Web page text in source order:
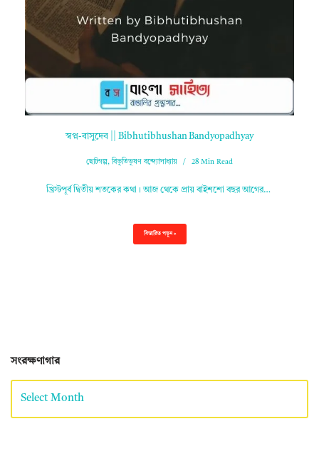
স্বপ্ন-বাসুদেব || Bibhutibhushan Bandyopadhyay
ছোটগল্প,বিভূতিভূষণ বন্দ্যোপাধ্যায় 28 Min Read
খ্রিস্টপূর্ব দ্বিতীয় শতকের কথা। আজ থেকে প্রায় বাইশশো বছর আগের…
বিস্তারিত পড়ুন »
সংরক্ষণাগার